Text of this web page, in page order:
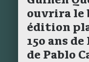
ouvrira le
édition
150 ans
de Pablo